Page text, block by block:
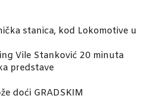
stanica, kod Lokomotive u
Vile Stanković 20 minuta
predstave
doći GRADSKIM